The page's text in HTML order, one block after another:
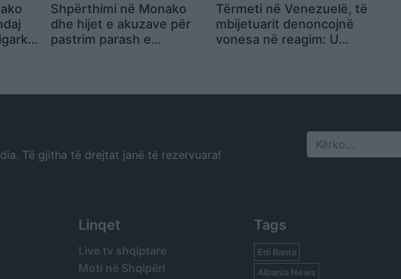
Shpërthimi në Monako
dhe hijet e akuzave për
pastrim parash e
Tërmeti në Venezuelë, të
mbijetuarit denoncojnë
vonesa në reagim: U
Të gjitha të drejtat janë të rezervuara! Search
Linqet
Live tv shqiptare
Moti në Shqipëri
Tags
Edi Rama
Albania News